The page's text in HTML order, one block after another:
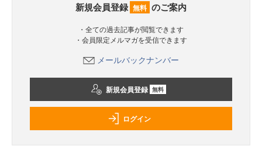
新規会員登録 無料 のご案内
・全ての過去記事が閲覧できます
・会員限定メルマガを受信できます
メールバックナンバー
新規会員登録 無料
ログイン